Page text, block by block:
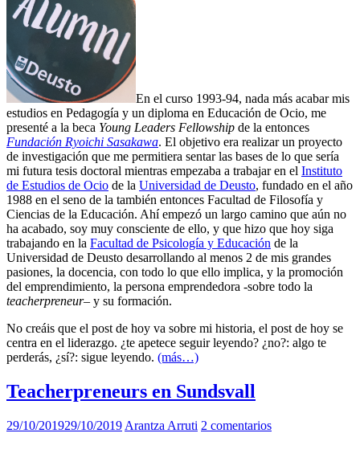
En el curso 1993-94, nada más acabar mis
estudios en Pedagogía y un diploma en Educación de Ocio, me
presenté a la beca Young Leaders Fellowship de la entonces
Fundación Ryoichi Sasakawa. El objetivo era realizar un proyecto
de investigación que me permitiera sentar las bases de lo que sería
mi futura tesis doctoral mientras empezaba a trabajar en el Instituto
de Estudios de Ocio de la Universidad de Deusto, fundado en el año
1988 en el seno de la también entonces Facultad de Filosofía y
Ciencias de la Educación. Ahí empezó un largo camino que aún no
ha acabado, soy muy consciente de ello, y que hizo que hoy siga
trabajando en la Facultad de Psicología y Educación de la
Universidad de Deusto desarrollando al menos 2 de mis grandes
pasiones, la docencia, con todo lo que ello implica, y la promoción
del emprendimiento, la persona emprendedora -sobre todo la
teacherpreneur– y su formación.
No creáis que el post de hoy va sobre mi historia, el post de hoy se
centra en el liderazgo. ¿te apetece seguir leyendo? ¿no?: algo te
perderás, ¿sí?: sigue leyendo. (más…)
Teacherpreneurs en Sundsvall
29/10/201929/10/2019 Arantza Arruti 2 comentarios